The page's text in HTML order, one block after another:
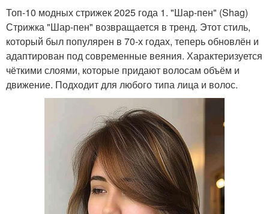
Топ-10 модных стрижек 2025 года 1. "Шар-пен" (Shag)
Стрижка "Шар-пен" возвращается в тренд. Этот стиль,
который был популярен в 70-х годах, теперь обновлён и
адаптирован под современные веяния. Характеризуется
чёткими слоями, которые придают волосам объём и
движение. Подходит для любого типа лица и волос.